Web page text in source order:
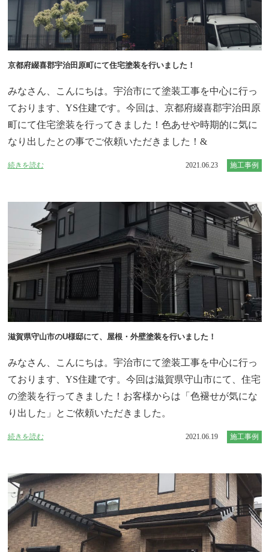
京都府綴喜郡宇治田原町にて住宅塗装を行いました！
みなさん、こんにちは。宇治市にて塗装工事を中心に行っ
ております、YS住建です。今回は、京都府綴喜郡宇治田原
町にて住宅塗装を行ってきました！色あせや時期的に気に
なり出したとの事でご依頼いただきました！&
続きを読む 2021.06.23 施工事例
滋賀県守山市のU様邸にて、屋根・外壁塗装を行いました！
みなさん、こんにちは。宇治市にて塗装工事を中心に行っ
ております、YS住建です。今回は滋賀県守山市にて、住宅
の塗装を行ってきました！お客様からは「色褪せが気にな
り出した」とご依頼いただきました。
続きを読む 2021.06.19 施工事例